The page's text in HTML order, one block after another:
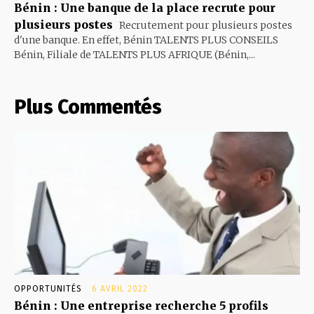
Bénin : Une banque de la place recrute pour
plusieurs postes Recrutement pour plusieurs postes
d'une banque. En effet, Bénin TALENTS PLUS CONSEILS
Bénin, Filiale de TALENTS PLUS AFRIQUE (Bénin,...
Plus Commentés
OPPORTUNITÉS 6 AVRIL 2022
Bénin : Une entreprise recherche 5 profils